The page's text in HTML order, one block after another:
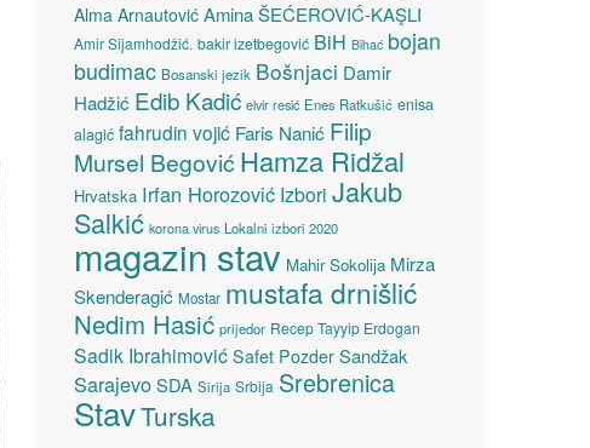
Alma Arnautović Amina ŠEĆEROVIĆ-KAŞLI
Amir Sijamhodžić. bakir izetbegović BiH Bihać bojan
budimac Bosanski jezik Bošnjaci Damir
Hadžić Edib Kadić elvir resić Enes Ratkušić enisa
alagić fahrudin vojić Faris Nanić Filip
Mursel Begović Hamza Ridžal
Hrvatska Irfan Horozović Izbori Jakub
Salkić korona virus Lokalni izbori 2020
magazin stav Mahir Sokolija Mirza
Skenderagić Mostar mustafa drnišlić
Nedim Hasić prijedor Recep Tayyip Erdogan
Sadik Ibrahimović Safet Pozder Sandžak
SarajevoSDA Sirija Srbija Srebrenica
StavTurska